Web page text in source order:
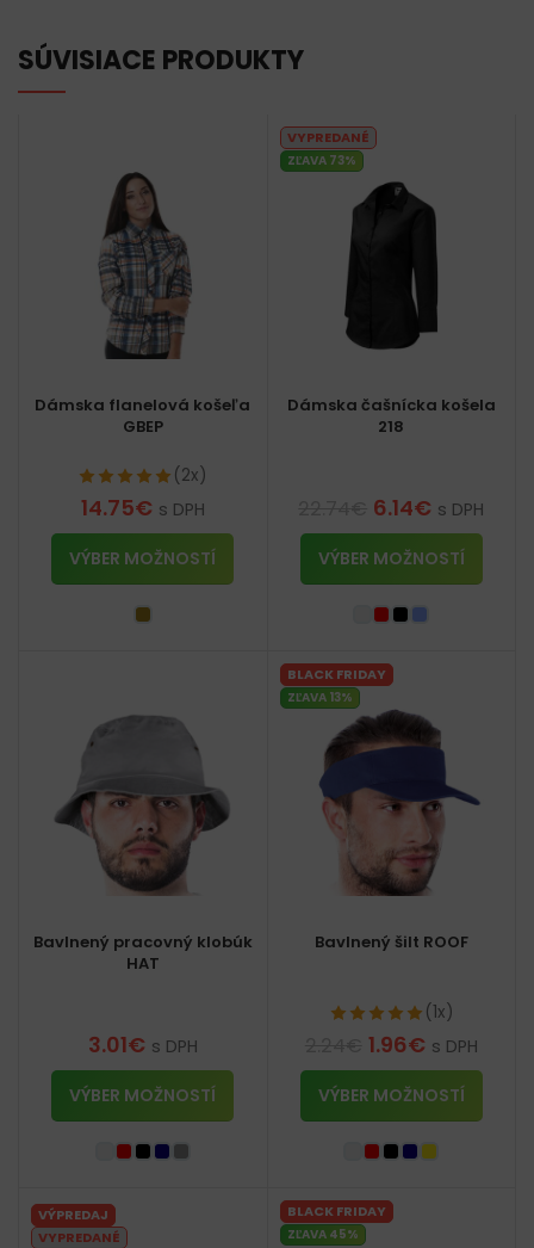
SÚVISIACE PRODUKTY
Dámska flanelová košeľa
GBEP
(2x)
14.75€ s DPH
VÝBER MOŽNOSTÍ
VYPREDANÉ
ZĽAVA 73%
Dámska čašnícka košela
218
6.14€ s DPH
VÝBER MOŽNOSTÍ
Bavlnený pracovný klobúk
HAT
3.01€ s DPH
VÝBER MOŽNOSTÍ
BLACK FRIDAY
ZĽAVA 13%
Bavlnený šilt ROOF
(1x)
1.96€ s DPH
VÝBER MOŽNOSTÍ
VÝPREDAJ
VYPREDANÉ
BLACK FRIDAY
ZĽAVA 45%